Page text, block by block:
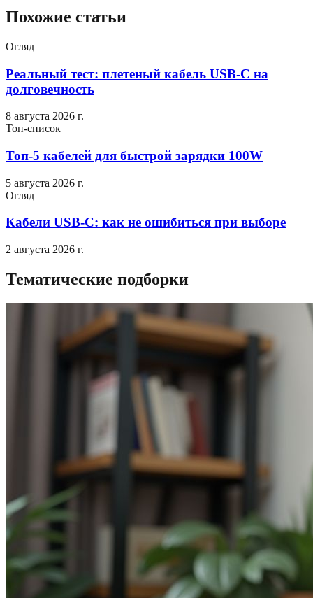
Похожие статьи
Огляд
Реальный тест: плетеный кабель USB-C на
долговечность
8 августа 2026 г.
Топ-список
Топ-5 кабелей для быстрой зарядки 100W
5 августа 2026 г.
Огляд
Кабели USB-C: как не ошибиться при выборе
2 августа 2026 г.
Тематические подборки